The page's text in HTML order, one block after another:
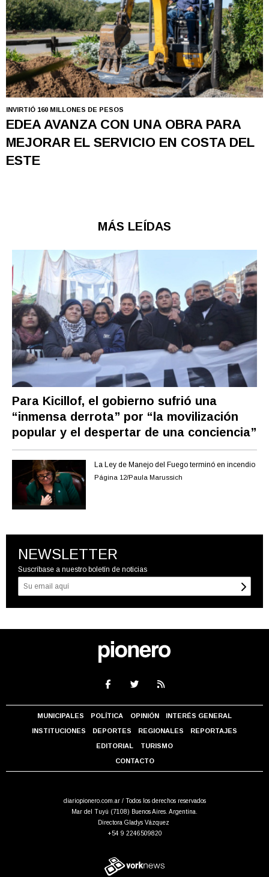
INVIRTIÓ 160 MILLONES DE PESOS
EDEA AVANZA CON UNA OBRA PARA
MEJORAR EL SERVICIO EN COSTA DEL
ESTE
MÁS LEÍDAS
Para Kicillof, el gobierno sufrió una
“inmensa derrota” por “la movilización
popular y el despertar de una conciencia”
La Ley de Manejo del Fuego terminó en incendio
Página 12/Paula Marussich
NEWSLETTER
Suscríbase a nuestro boletín de noticias
MUNICIPALES POLÍTICA OPINIÓN INTERÉS GENERAL
INSTITUCIONES DEPORTES REGIONALES REPORTAJES
EDITORIAL TURISMO
CONTACTO
diariopionero.com.ar / Todos los derechos reservados
Mar del Tuyú (7108) Buenos Aires. Argentina.
Directora Gladys Vázquez
+54 9 2246509820